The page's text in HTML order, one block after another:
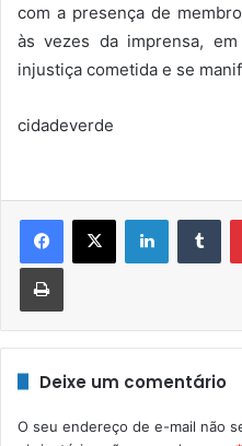
com a presença de
às vezes da imprensa,
injustiça cometida e se
cidadeverde
Linkedin
Imprimir
Deixe um comentário
O seu endereço de e-mail não